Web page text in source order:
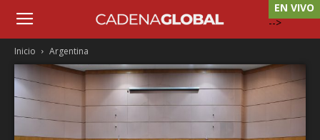
EN VIVO
-->
Inicio Argentina